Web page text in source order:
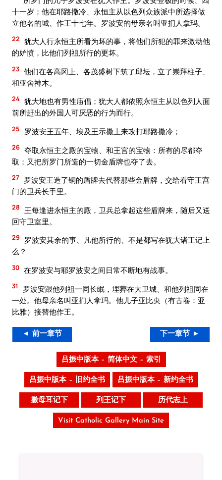
十一岁；他在耶路撒冷、永恒主从以色列众族派中所选择做
立他名的城、作王十七年。罗波安的母亲名叫亚扪人拿玛。
22 犹大人行永恒主所看为坏的事，将他们所犯的罪来激动他
的妒愤，比他们列祖所行的更坏。
23 他们在各高冈上、各茂盛树下筑了邱坛，立了崇拜柱子、
和亚舍神木。
24 犹大地也有男性庙倡；犹大人都依照永恒主从以色列人面
前所赶出的外国人可厌恶的行为而行。
25 罗波安王五年、埃及王示撒上来攻打耶路撒冷；
26 夺取永恒主之殿的宝物、和王宫的宝物：所有的尽都夺
取；又把所罗门所造的一切金盾牌也夺了去。
27 罗波安王造了铜的盾牌去代替那些金盾牌，交给看守王宫
门的卫兵长手里。
28
王每逢进永恒主的殿，卫兵总拿起这些盾牌来，随后又送
回守卫室里。
29
罗波安其余的事、凡他所行的、不是都写在犹大诸王记上
么？
30 在罗波安与耶罗波安之间日常不断地有战事。
31
罗波安跟他列祖一同长眠，埋葬在大卫城、和他列祖同在
一处。他母亲名叫亚扪人拿玛。他儿子亚比央（有古卷：亚
比雅）接替他作王。
◄ 前一章节 下一章节 ►
吕振中版本 – 简体中文 – 索引
吕振中版本 – 旧约全书 吕振中版本 – 新约全书
撒母耳记下 列王记下 历代志上
Visit Catholic Gallery Main Site